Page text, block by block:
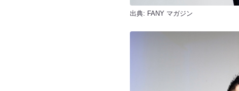
出典: FANY マガジン